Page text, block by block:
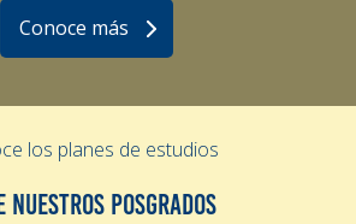
Conoce más
los planes de estudios
NUESTROS POSGRADOS